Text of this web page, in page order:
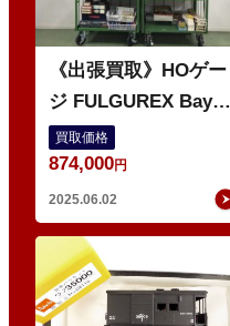
《出張買取》HOゲー
ジ FULGUREX Bayer.
Gt2×4/4（BR96）な
どの鉄道模型 多数
買取価格
874,000円
2025.06.02